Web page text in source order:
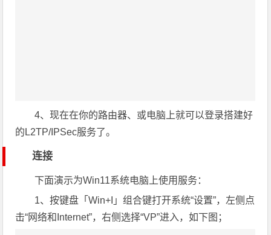
4、现在在你的路由器、或电脑上就可以登录搭建好
的L2TP/IPSec服务了。
连接
下面演示为Win11系统电脑上使用服务：
1、按键盘「Win+I」组合键打开系统“设置”，左侧点
击“网络和Internet”，右侧选择“VP”进入，如下图；